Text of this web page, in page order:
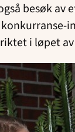
besøk
i løpet